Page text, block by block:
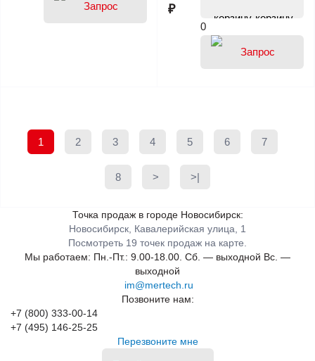
₽
корзину
0
1 2 3 4 5 6 7
8 > >|
Точка продаж в городе Новосибирск:
Новосибирск, Кавалерийская улица, 1
Посмотреть 19 точек продаж на карте.
Мы работаем: Пн.-Пт.: 9.00-18.00. Сб. — выходной Вс. —
выходной
im@mertech.ru
Позвоните нам:
+7 (800) 333-00-14
+7 (495) 146-25-25
Перезвоните мне